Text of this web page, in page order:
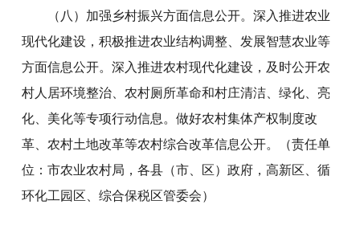
（八）加强乡村振兴方面信息公开。深入推进农业
现代化建设，积极推进农业结构调整、发展智慧农业等
方面信息公开。深入推进农村现代化建设，及时公开农
村人居环境整治、农村厕所革命和村庄清洁、绿化、亮
化、美化等专项行动信息。做好农村集体产权制度改
革、农村土地改革等农村综合改革信息公开。（责任单
位：市农业农村局，各县（市、区）政府，高新区、循
环化工园区、综合保税区管委会）